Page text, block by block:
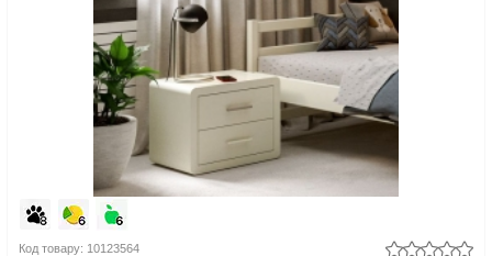
Код товару: 10123564